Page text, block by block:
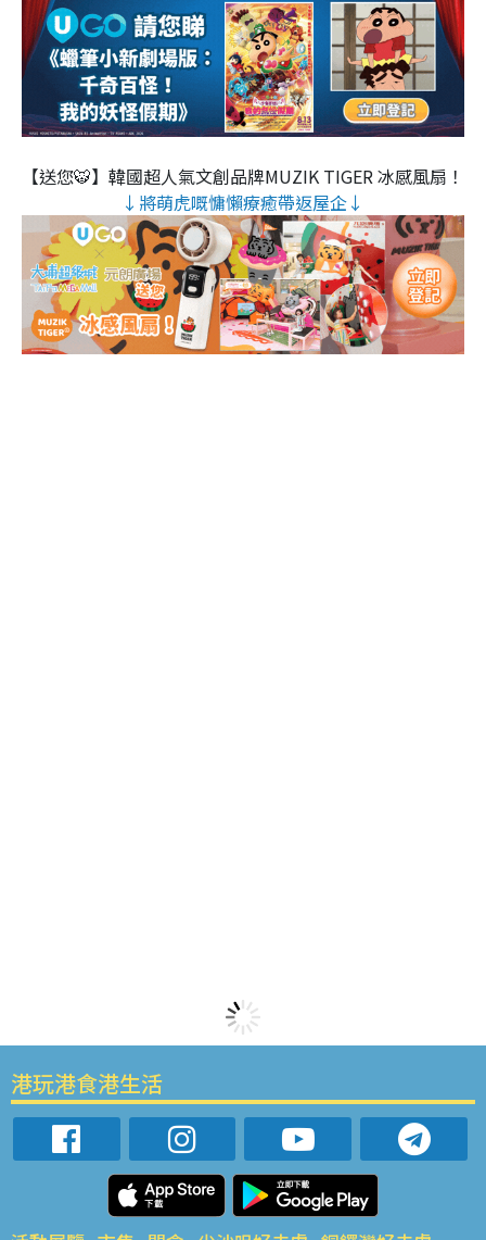
【送您🐯】韓國超人氣文創品牌MUZIK TIGER 冰感風扇！
↓將萌虎嘅慵懶療癒帶返屋企↓
港玩港食港生活